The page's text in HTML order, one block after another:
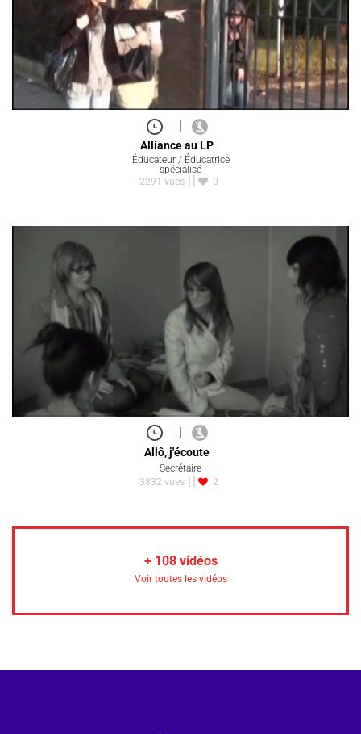
|
Alliance au LP
Éducateur / Éducatrice
spécialisé
2291 vues
0
|
Allô, j'écoute
Secrétaire
3832 vues
2
+ 108vidéos
Voir toutes les vidéos